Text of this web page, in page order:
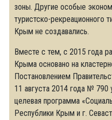
зоны. Другие особые
туристско-рекреационного
Крым не создавались.
Вместе с тем, с 2015 года
Крыма основано на
Постановлением
11 августа 2014 года №
целевая программа
Республики Крым и г.